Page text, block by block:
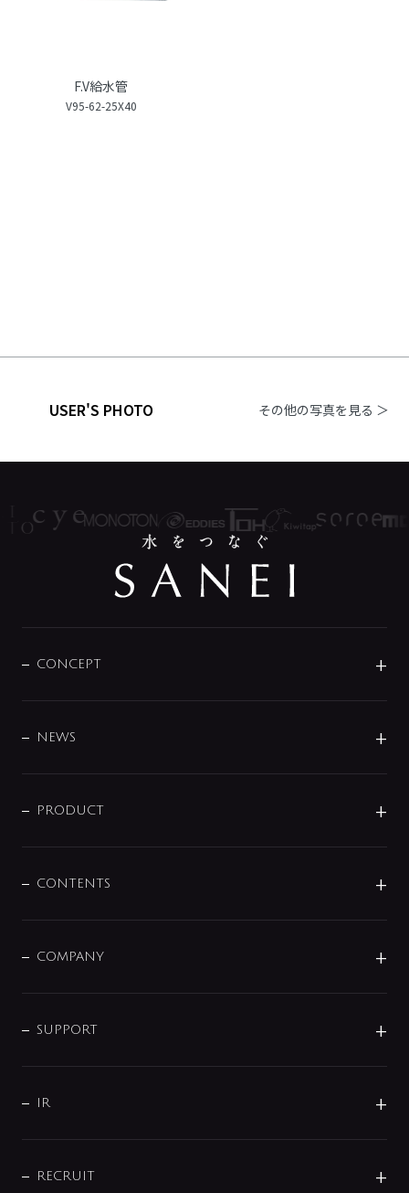
F.V給水管
V95-62-25X40
USER'S PHOTO その他の写真を見る ＞
CONCEPT
DESIGN
NEWS
商品に関して
その他
PRODUCT
センサー・タッチ水栓
単水栓
分岐
配管システム
バス・空調周辺用品
CONTENTS
じぶんシャワーが見つかる
COMPANY
企業理念
会社概要
事業所案内
SUPPORT
よくあるご質問
データダウンロード
IR
IRニュース
RECRUIT